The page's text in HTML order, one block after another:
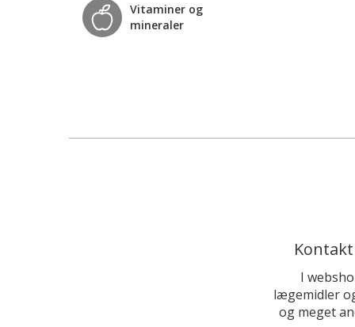
Vitaminer og
mineraler
I
lægemidler
og meget